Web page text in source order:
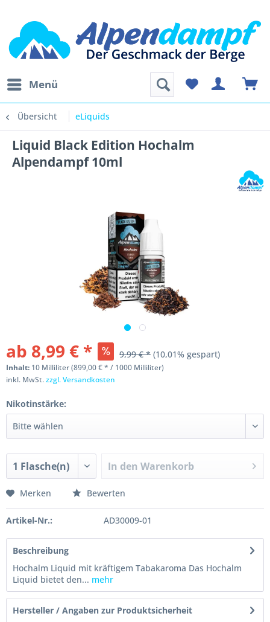
Menü
Übersicht eLiquids
Liquid Black Edition Hochalm
Alpendampf 10ml
ab 8,99 € * 9,99 € * (10,01% gespart)
Inhalt: 10 Milliliter (899,00 € * / 1000 Milliliter)
inkl. MwSt.zzgl. Versandkosten
Nikotinstärke:
In den Warenkorb
Merken Bewerten
Artikel-Nr.: AD30009-01
Beschreibung
Hochalm Liquid mit kräftigem Tabakaroma Das Hochalm
Liquid bietet den... mehr
Hersteller / Angaben zur Produktsicherheit